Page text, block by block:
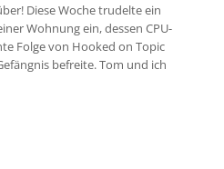
Diese Woche trudelte ein
Wohnung ein, dessen CPU-
Folge von Hooked on Topic
befreite. Tom und ich